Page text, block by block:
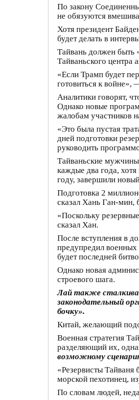
По закону
не обязуются
Хотя президент
будет делать в
Тайвань должен быть
Тайваньского центра
«Если Трамп будет
готовиться к войне»,
Аналитики говорят,
Однако новые
жалобам участников
«Это была пустая
дней подготовки
руководить
Тайваньские
каждые два года,
году, завершили
Подготовка 2
сказал Хань Ган-мин,
«Поскольку
сказал Хан.
После вступления в
предупредил военных
будет последней
Однако новая
строевого шага.
Лай также
законодательный
бочку».
Китай, желающий
Военная стратегия
разделяющий их,
возможному
«Резервисты Тайваня
морской пехотинец,
По словам людей,